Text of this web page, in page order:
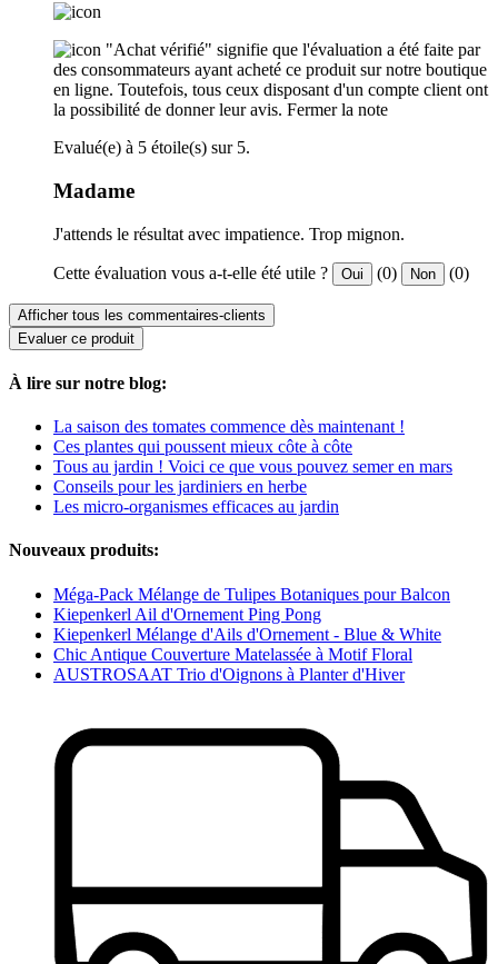
"Achat vérifié" signifie que l'évaluation a été faite par
des consommateurs ayant acheté ce produit sur notre boutique
en ligne. Toutefois, tous ceux disposant d'un compte client ont
la possibilité de donner leur avis. Fermer la note
Evalué(e) à 5 étoile(s) sur 5.
Madame
J'attends le résultat avec impatience. Trop mignon.
Cette évaluation vous a-t-elle été utile ? Oui (0) Non (0)
Afficher tous les commentaires-clients
Evaluer ce produit
À lire sur notre blog:
La saison des tomates commence dès maintenant !
Ces plantes qui poussent mieux côte à côte
Tous au jardin ! Voici ce que vous pouvez semer en mars
Conseils pour les jardiniers en herbe
Les micro-organismes efficaces au jardin
Nouveaux produits:
Méga-Pack Mélange de Tulipes Botaniques pour Balcon
Kiepenkerl Ail d'Ornement Ping Pong
Kiepenkerl Mélange d'Ails d'Ornement - Blue & White
Chic Antique Couverture Matelassée à Motif Floral
AUSTROSAAT Trio d'Oignons à Planter d'Hiver